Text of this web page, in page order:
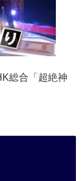
総合「超絶神